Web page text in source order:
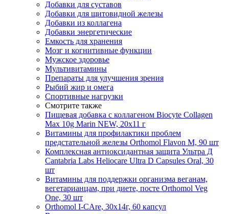
Добавки для суставов
Добавки для щитовидной железы
Добавки из коллагена
Добавки энергетические
Емкость для хранения
Мозг и когнитивные функции
Мужское здоровье
Мультивитамины
Препараты для улучшения зрения
Рыбий жир и омега
Спортивные нагрузки
Смотрите также
Пищевая добавка с коллагеном Biocyte Collagen
Max 10g Marin NEW, 20х11 г
Витамины для профилактики проблем
предстательной железы Orthomol Flavon M, 90 шт
Комплексная антиоксидантная защита Ультра Д
Cantabria Labs Heliocare Ultra D Capsules Oral, 30
шт
Витамины для поддержки организма веганам,
вегетарианцам, при диете, посте Orthomol Veg
One, 30 шт
Orthomol I-CAre, 30х14г, 60 капсул